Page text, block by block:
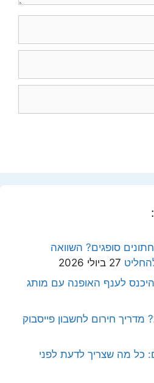
סופגים? השוואה
27 ביולי 2026
לענף האופנה עם מותג
חירום לחשבון פייסבוק
כל מה שצריך לדעת לפני